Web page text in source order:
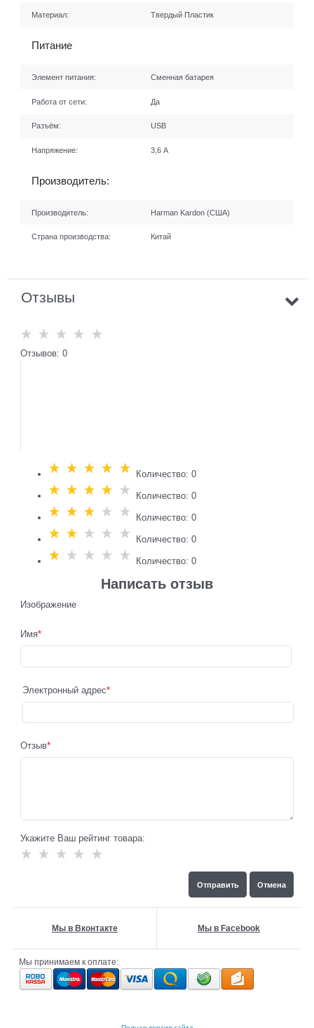
Материал: Твердый Пластик
Питание
Элемент питания: Сменная батарея
Работа от сети: Да
Разъём: USB
Напряжение: 3,6 А
Производитель:
Производитель: Harman Kardon (США)
Страна производства: Китай
Отзывы
Отзывов: 0
Количество: 0
Количество: 0
Количество: 0
Количество: 0
Количество: 0
Написать отзыв
Изображение
Имя
Электронный адрес
Отзыв
Укажите Ваш рейтинг товара:
Мы в Вконтакте Мы в Facebook
Мы принимаем к оплате: